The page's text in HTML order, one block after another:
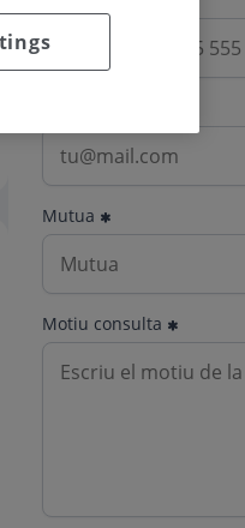
Mutua
Motiu consulta